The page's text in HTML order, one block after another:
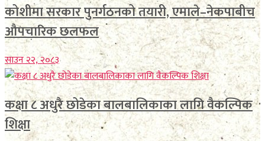
कोशीमा सरकार पुनर्गठनको तयारी, एमाले–नेकपाबीच
औपचारिक छलफल
साउन २२, २०८३
कक्षा ८ अधुरै छोडेका बालबालिकाका लागि वैकल्पिक
शिक्षा